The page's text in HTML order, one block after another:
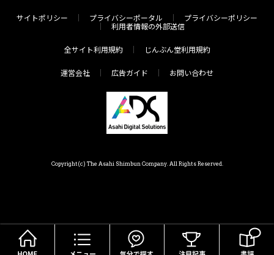
サイトポリシー プライバシーポータル
プライバシーポリシー
利用者情報の外部送信
全サイト利用規約 じんぶん堂利用規約
運営会社 広告ガイド お問い合わせ
Copyright(c) The Asahi Shimbun Company. All Rights Reserved.